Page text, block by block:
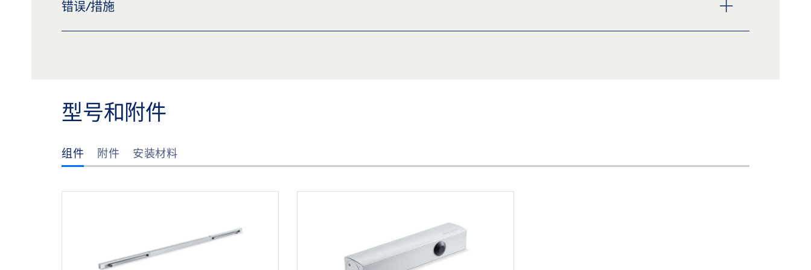
预览
盖泽三维模型 TS 5000 E-ISM 安装板
下载 (.STP | 8 MB)
盖泽三维模型 TS 5000 E-ISM 安装板
错误/措施
型号和附件
组件 附件 安装材料